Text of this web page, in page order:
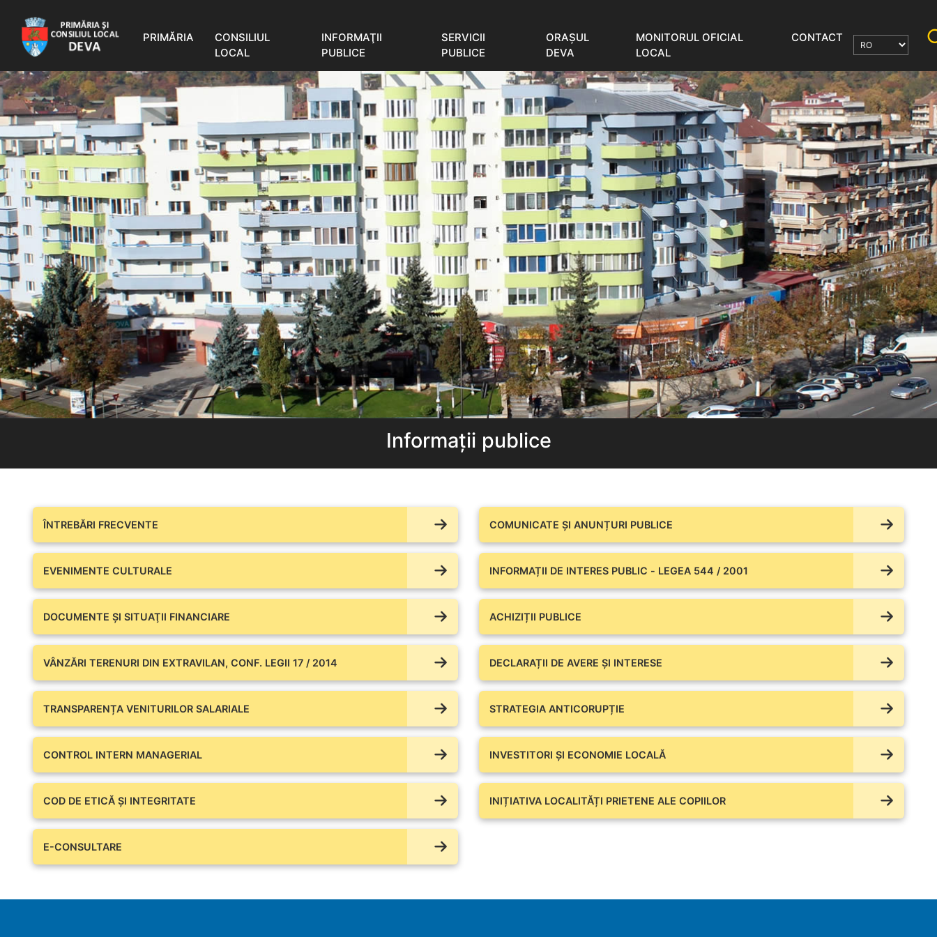
PRIMĂRIA
CONSILIUL
LOCAL
INFORMAŢII
PUBLICE
SERVICII
PUBLICE
ORAŞUL
DEVA
MONITORUL OFICIAL
LOCAL
CONTACT
Informații publice
ÎNTREBĂRI FRECVENTE COMUNICATE ŞI ANUNȚURI PUBLICE
EVENIMENTE CULTURALE INFORMAȚII DE INTERES PUBLIC - LEGEA 544 / 2001
DOCUMENTE ŞI SITUAŢII FINANCIARE ACHIZIȚII PUBLICE
VÂNZĂRI TERENURI DIN EXTRAVILAN, CONF. LEGII 17 / 2014 DECLARAȚII DE AVERE ŞI INTERESE
TRANSPARENȚA VENITURILOR SALARIALE STRATEGIA ANTICORUPȚIE
CONTROL INTERN MANAGERIAL INVESTITORI ȘI ECONOMIE LOCALĂ
COD DE ETICĂ ȘI INTEGRITATE INIȚIATIVA LOCALITĂȚI PRIETENE ALE COPIILOR
E-CONSULTARE